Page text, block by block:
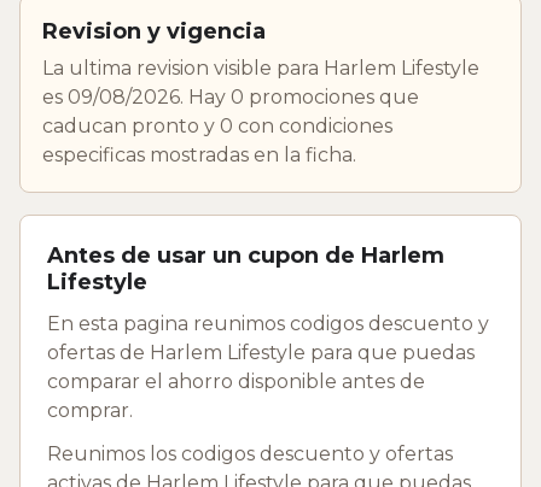
Revision y vigencia
La ultima revision visible para Harlem Lifestyle
es 09/08/2026. Hay 0 promociones que
caducan pronto y 0 con condiciones
especificas mostradas en la ficha.
Antes de usar un cupon de Harlem
Lifestyle
En esta pagina reunimos codigos descuento y
ofertas de Harlem Lifestyle para que puedas
comparar el ahorro disponible antes de
comprar.
Reunimos los codigos descuento y ofertas